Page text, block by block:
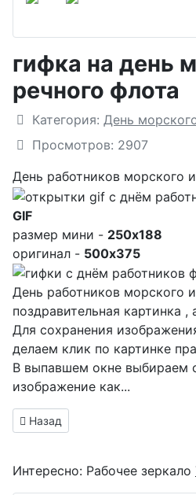
гифка на день
речного флота
Подробности
Категория: День
Просмотров: 2907
День работников морского
GIF
размер мини - 250x188
оригинал - 500x375
День работников морского
поздравительная картинка
Для сохранения
делаем клик по картинке
В выпавшем окне выбираем
изображение как...
Предыдущий материал:
Назад
Интересно: Рабочее зеркало